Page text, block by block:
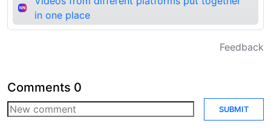
in one place
Feedback
Comments 0
SUBMIT